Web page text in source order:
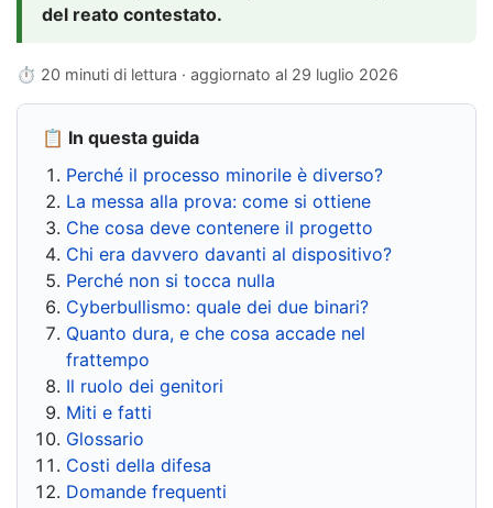
del reato contestato.
⏱ 20 minuti di lettura · aggiornato al 29 luglio 2026
📋 In questa guida
Perché il processo minorile è diverso?
La messa alla prova: come si ottiene
Che cosa deve contenere il progetto
Chi era davvero davanti al dispositivo?
Perché non si tocca nulla
Cyberbullismo: quale dei due binari?
Quanto dura, e che cosa accade nel
frattempo
Il ruolo dei genitori
Miti e fatti
Glossario
Costi della difesa
Domande frequenti